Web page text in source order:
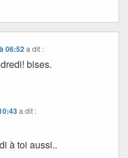
06:52 a dit :
bises.
a dit :
à toi aussi..